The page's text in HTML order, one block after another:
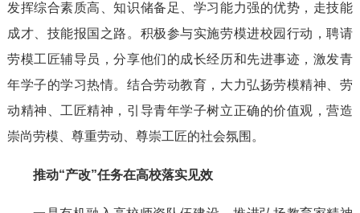
发挥综合素质高、知识储备足、学习能力强的优势，走技能
成才、技能报国之路。积极参与实施劳模进校园行动，聘请
劳模工匠辅导员，分享他们的成长经历和先进事迹，激发青
年学子的学习热情。结合劳动教育，大力弘扬劳模精神、劳
动精神、工匠精神，引导青年学子树立正确的价值观，营造
崇尚劳模、尊重劳动、尊崇工匠的社会氛围。
推动“产改”任务在高校落实见效